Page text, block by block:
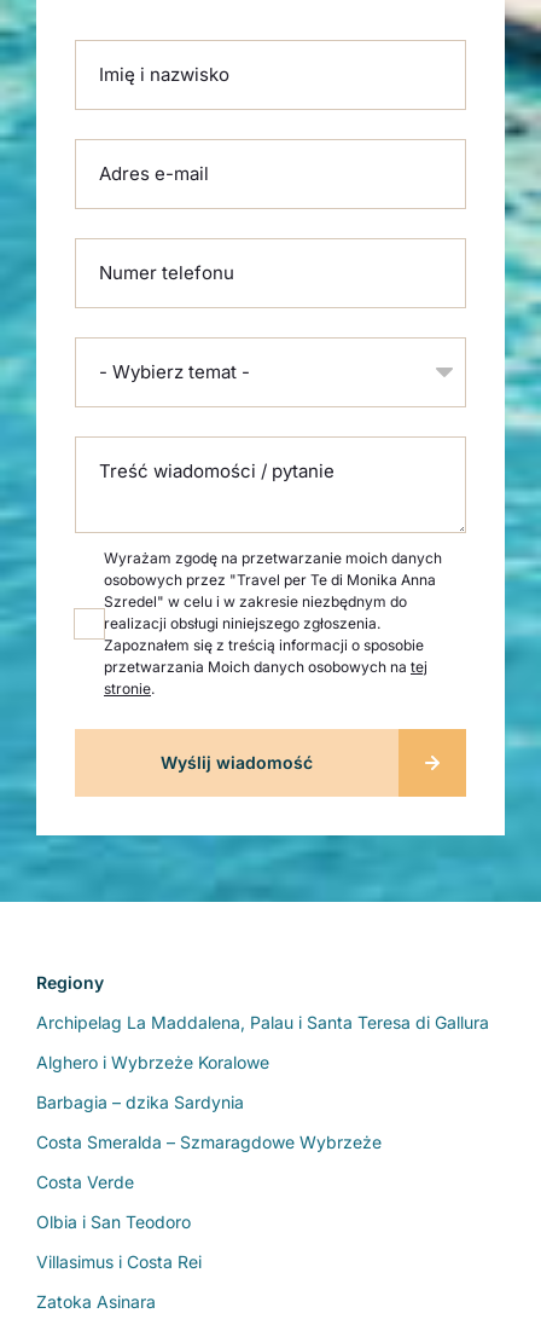
Imię i nazwisko
Adres e-mail
Numer telefonu
- Wybierz temat -
Treść wiadomości / pytanie
Wyrażam zgodę na przetwarzanie moich danych
osobowych przez "Travel per Te di Monika Anna
Szredel" w celu i w zakresie niezbędnym do
realizacji obsługi niniejszego zgłoszenia.
Zapoznałem się z treścią informacji o sposobie
przetwarzania Moich danych osobowych na tej
stronie.
Regiony
Archipelag La Maddalena, Palau i Santa Teresa di Gallura
Alghero i Wybrzeże Koralowe
Barbagia – dzika Sardynia
Costa Smeralda – Szmaragdowe Wybrzeże
Costa Verde
Olbia i San Teodoro
Villasimus i Costa Rei
Zatoka Asinara